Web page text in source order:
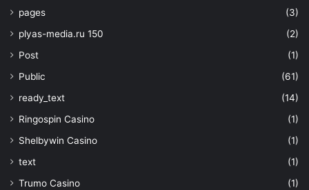
pages
(3)
plyas-media.ru 150
(2)
Post
(1)
Public
(61)
ready_text
(14)
Ringospin Casino
(1)
Shelbywin Casino
(1)
text
(1)
Trumo Casino
(1)